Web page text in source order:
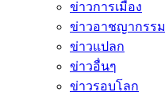
ข่าวการเมือง
ข่าวอาชญากรรม
ข่าวแปลก
ข่าวอื่นๆ
ข่าวรอบโลก